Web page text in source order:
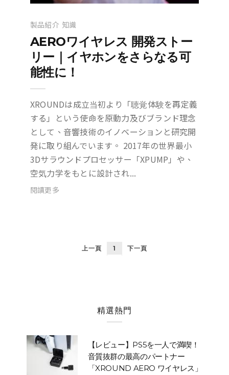
製品紹介 知識
AEROワイヤレス 開発ストー
リー｜イヤホンをさらなる可
能性に！
XROUNDは成立当初より「聴覚体験を再定義
する」という使命を原動力及びブランド理念
として、音響技術のイノベーションと研究開
発に取り組んでいます。 2017年の世界最小
3Dサラウンドプロセッサー「XPUMP」や、
空気力学をもとに設計され...
閱讀更多
上一頁 1 下一頁
精選熱門
【レビュー】PS5を一人で満喫！
音質抜群の最高のパートナー
「XROUND AERO ワイヤレス」